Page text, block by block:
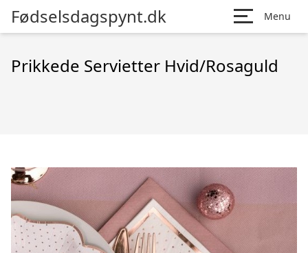
Fødselsdagspynt.dk Menu
Prikkede Servietter Hvid/Rosaguld